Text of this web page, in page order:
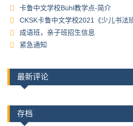
卡鲁中文学校Bühl教学点-简介
CKSK卡鲁中文学校2021《少儿书法
成语班，亲子班招生信息
紧急通知
最新评论
存档